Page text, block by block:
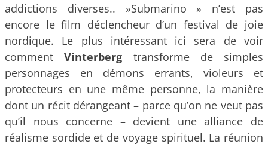
addictions diverses.. »Submarino » n’est pas
encore le film déclencheur d’un festival de joie
nordique. Le plus intéressant ici sera de voir
commentVinterberg transforme de simples
personnages en démons errants, violeurs et
protecteurs en une même personne, la manière
dont un récit dérangeant – parce qu’on ne veut pas
qu’il nous concerne – devient une alliance de
réalisme sordide et de voyage spirituel. La réunion